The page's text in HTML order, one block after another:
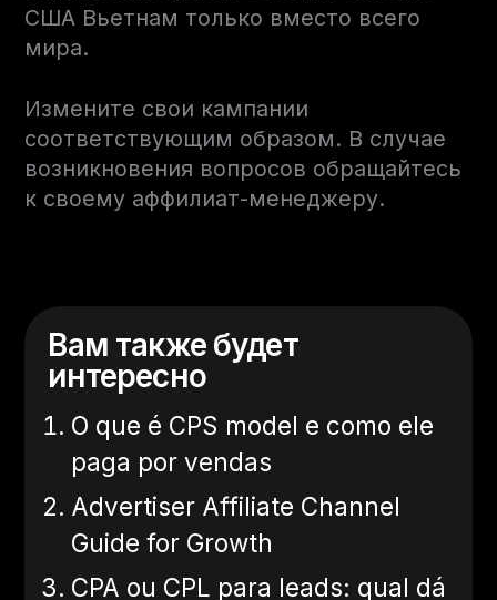
США Вьетнам только вместо всего
мира.
Измените свои кампании
соответствующим образом. В случае
возникновения вопросов обращайтесь
к своему аффилиат-менеджеру.
Вам также будет
интересно
O que é CPS model e como ele
paga por vendas
Advertiser Affiliate Channel
Guide for Growth
CPA ou CPL para leads: qual dá